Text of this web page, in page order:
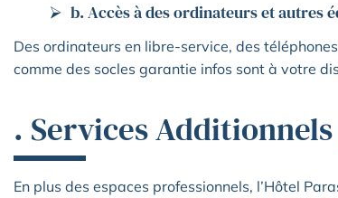
b. Accès à des ordinateurs et autres
Des ordinateurs en libre-service, des
comme des socles garantie infos sont à votre
. Services
En plus des espaces professionnels, l’Hôtel